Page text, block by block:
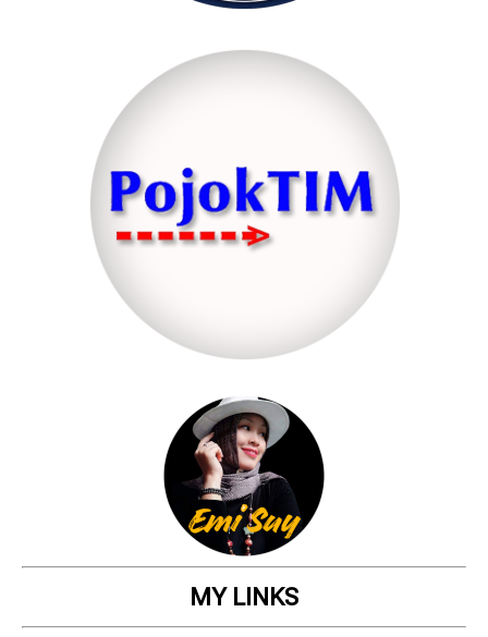
MY LINKS